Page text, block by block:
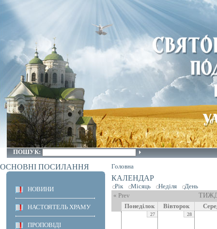
ПОШУК:
ОСНОВНІ ПОСИЛАННЯ
НОВИНИ
НАСТОЯТЕЛЬ ХРАМУ
ПРОПОВІДІ
Головна
КАЛЕНДАР
Рік Місяць Неділя
День
« Prev
Понеділок
Вівторок
27 28